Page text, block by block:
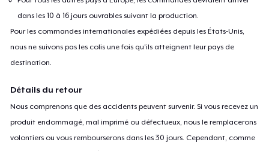
dans les 10 à 16 jours ouvrables suivant la production.
Pour les commandes internationales expédiées depuis les États-Unis,
nous ne suivons pas les colis une fois qu'ils atteignent leur pays de
destination.
Détails du retour
Nous comprenons que des accidents peuvent survenir. Si vous recevez un
produit endommagé, mal imprimé ou défectueux, nous le remplacerons
volontiers ou vous rembourserons dans les 30 jours. Cependant, comme